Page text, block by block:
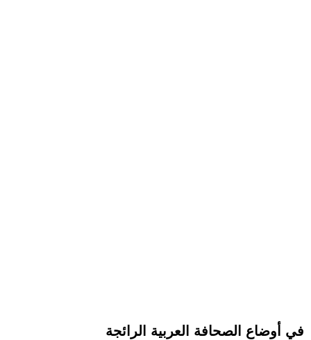
في أوضاع الصحافة العربية الرائجة